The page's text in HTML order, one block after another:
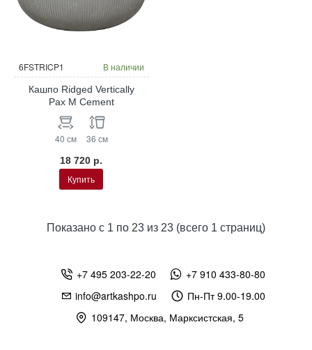
6FSTRICP1 В наличии
Кашпо Ridged Vertically
Pax M Cement
40 см 36 см
18 720 р.
Купить
Показано с 1 по 23 из 23 (всего 1 страниц)
+7 495 203-22-20
+7 910 433-80-80
info@artkashpo.ru
Пн-Пт 9.00-19.00
109147, Москва, Марксистская, 5